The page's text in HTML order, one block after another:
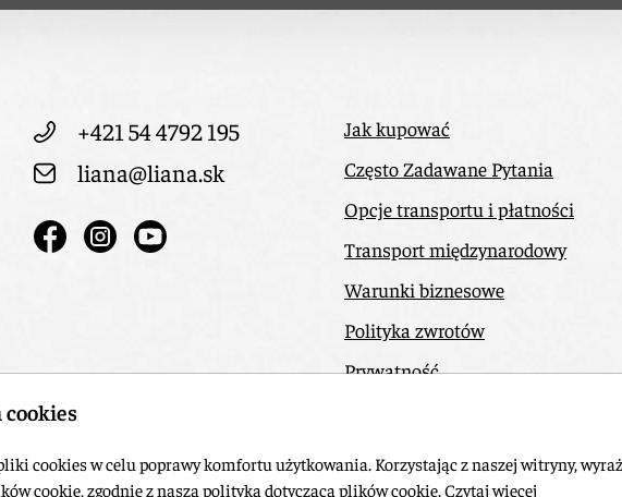
+421 54 4792 195
liana@liana.sk
Jak kupować
Często Zadawane Pytania
Opcje transportu i płatności
Transport międzynarodowy
Warunki biznesowe
Polityka zwrotów
Prywatność
cookies w celu poprawy komfortu użytkowania. Korzystając z naszej witryny,
cookie, zgodnie z naszą polityką dotyczącą plików cookie. Czytaj więcej